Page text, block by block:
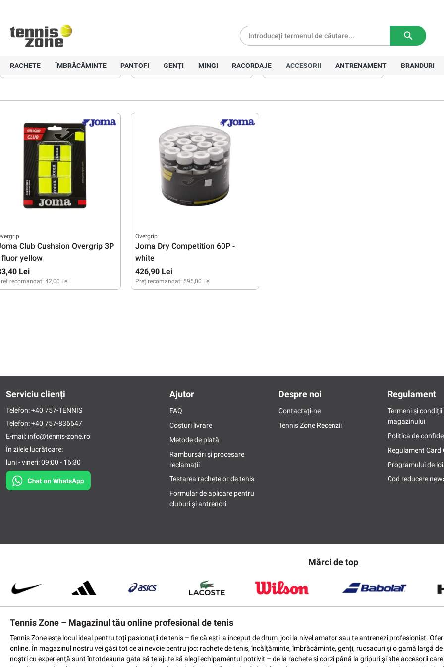
RACHETE ÎMBRĂCĂMINTE PANTOFI GENȚI MINGI RACORDAJE ACCESORII ANTRENAMENT BRANDURI
Joma
Club Cushsion Overgrip 3P
fluor yellow
Lei
recomandat: 42,00 Lei
Overgrip
Joma Dry Competition 60P -
white
426,90 Lei
Preț recomandat: 595,00 Lei
Serviciu clienți
Telefon:+40 757-TENNIS
Telefon:+40 757-836647
E-mail: info@tennis-zone.ro
În zilele lucrătoare:
luni - vineri: 09:00 - 16:30
Ajutor
FAQ
Costuri livrare
Metode de plată
Rambursări și procesare
reclamații
Testarea rachetelor de tenis
Formular de aplicare pentru
cluburi și antrenori
Despre noi
Contactați-ne
Tennis Zone Recenzii
Regulament
Termeni și condiții
magazinului
Politica de
Regulament Card
Programului de
Cod reducere
Mărci de top
Tennis Zone – Magazinul tău online profesional de tenis
Tennis Zone este locul ideal pentru toți pasionații de tenis – fie că ești la început de drum, joci la nivel amator sau te antrenezi profesionist.
online. În magazinul nostru vei găsi tot ce ai nevoie pentru joc: rachete de tenis, încălțăminte, îmbrăcăminte, genți, rucsacuri și o gamă largă
noștri cu experiență sunt întotdeauna gata să te ajute să alegi echipamentul potrivit – de la rachete și corzi până la gripuri și alte accesorii